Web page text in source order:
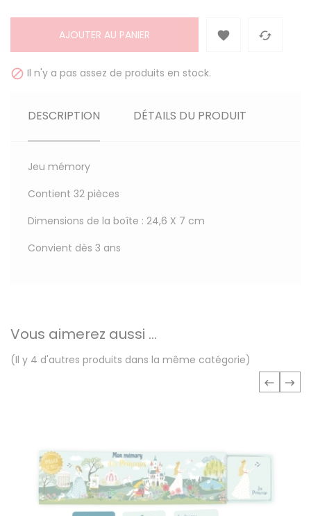
AJOUTER AU PANIER  
 Il n'y a pas assez de produits en stock.
DESCRIPTION DÉTAILS DU PRODUIT
Jeu mémory
Contient 32 pièces
Dimensions de la boîte : 24,6 X 7 cm
Convient dès 3 ans
Vous aimerez aussi ...
(Il y 4 d'autres produits dans la même catégorie)